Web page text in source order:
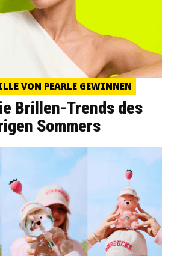
VON PEARLE GEWINNEN
Brillen-Trends des
Sommers